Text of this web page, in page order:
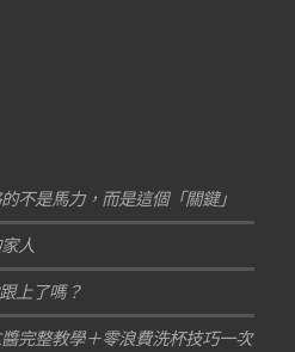
不是馬力，而是這個「關鍵」
人
上了嗎？
完整教學＋零浪費洗杯技巧一次